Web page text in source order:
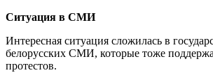
Ситуация в СМИ
Интересная ситуация сложилась в
белорусских СМИ, которые тоже
протестов.